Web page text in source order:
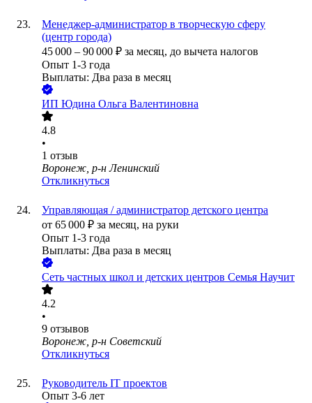
Менеджер-администратор в творческую сферу
(центр города)
45 000 – 90 000 ₽ за месяц, до вычета налогов
Опыт 1-3 года
Выплаты: Два раза в месяц
ИП Юдина Ольга Валентиновна
4.8
•
1 отзыв
Воронеж, р-н Ленинский
Откликнуться
Управляющая / администратор детского центра
от 65 000 ₽ за месяц, на руки
Опыт 1-3 года
Выплаты: Два раза в месяц
Сеть частных школ и детских центров Семья Научит
4.2
•
9 отзывов
Воронеж, р-н Советский
Откликнуться
Руководитель IT проектов
Опыт 3-6 лет